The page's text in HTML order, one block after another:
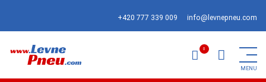
+420 777 339 009 info@levnepneu.com